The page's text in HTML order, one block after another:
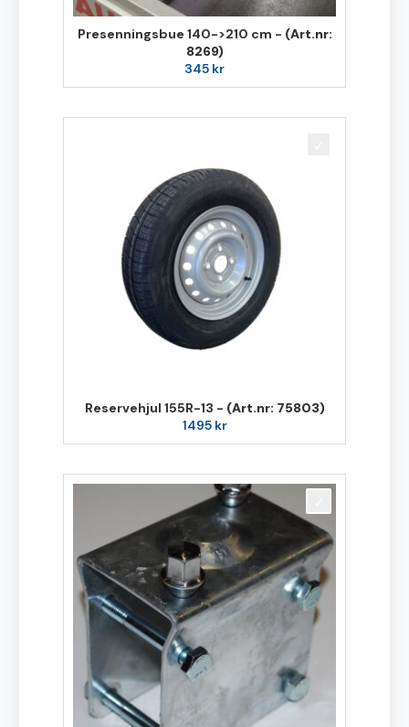
Presenningsbue 140->210 cm - (Art.nr:
8269)
345 kr
Reservehjul 155R-13 - (Art.nr: 75803)
1495 kr